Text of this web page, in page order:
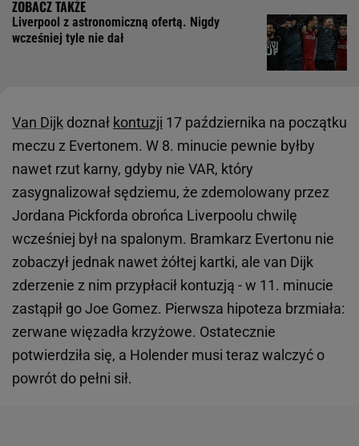
Liverpool z astronomiczną ofertą. Nigdy
wcześniej tyle nie dał
Van Dijk doznał kontuzji 17 października na początku
meczu z Evertonem. W 8. minucie pewnie byłby
nawet rzut karny, gdyby nie VAR, który
zasygnalizował sędziemu, że zdemolowany przez
Jordana Pickforda obrońca Liverpoolu chwilę
wcześniej był na spalonym. Bramkarz Evertonu nie
zobaczył jednak nawet żółtej kartki, ale van Dijk
zderzenie z nim przypłacił kontuzją - w 11. minucie
zastąpił go Joe Gomez. Pierwsza hipoteza brzmiała:
zerwane więzadła krzyżowe. Ostatecznie
potwierdziła się, a Holender musi teraz walczyć o
powrót do pełni sił.